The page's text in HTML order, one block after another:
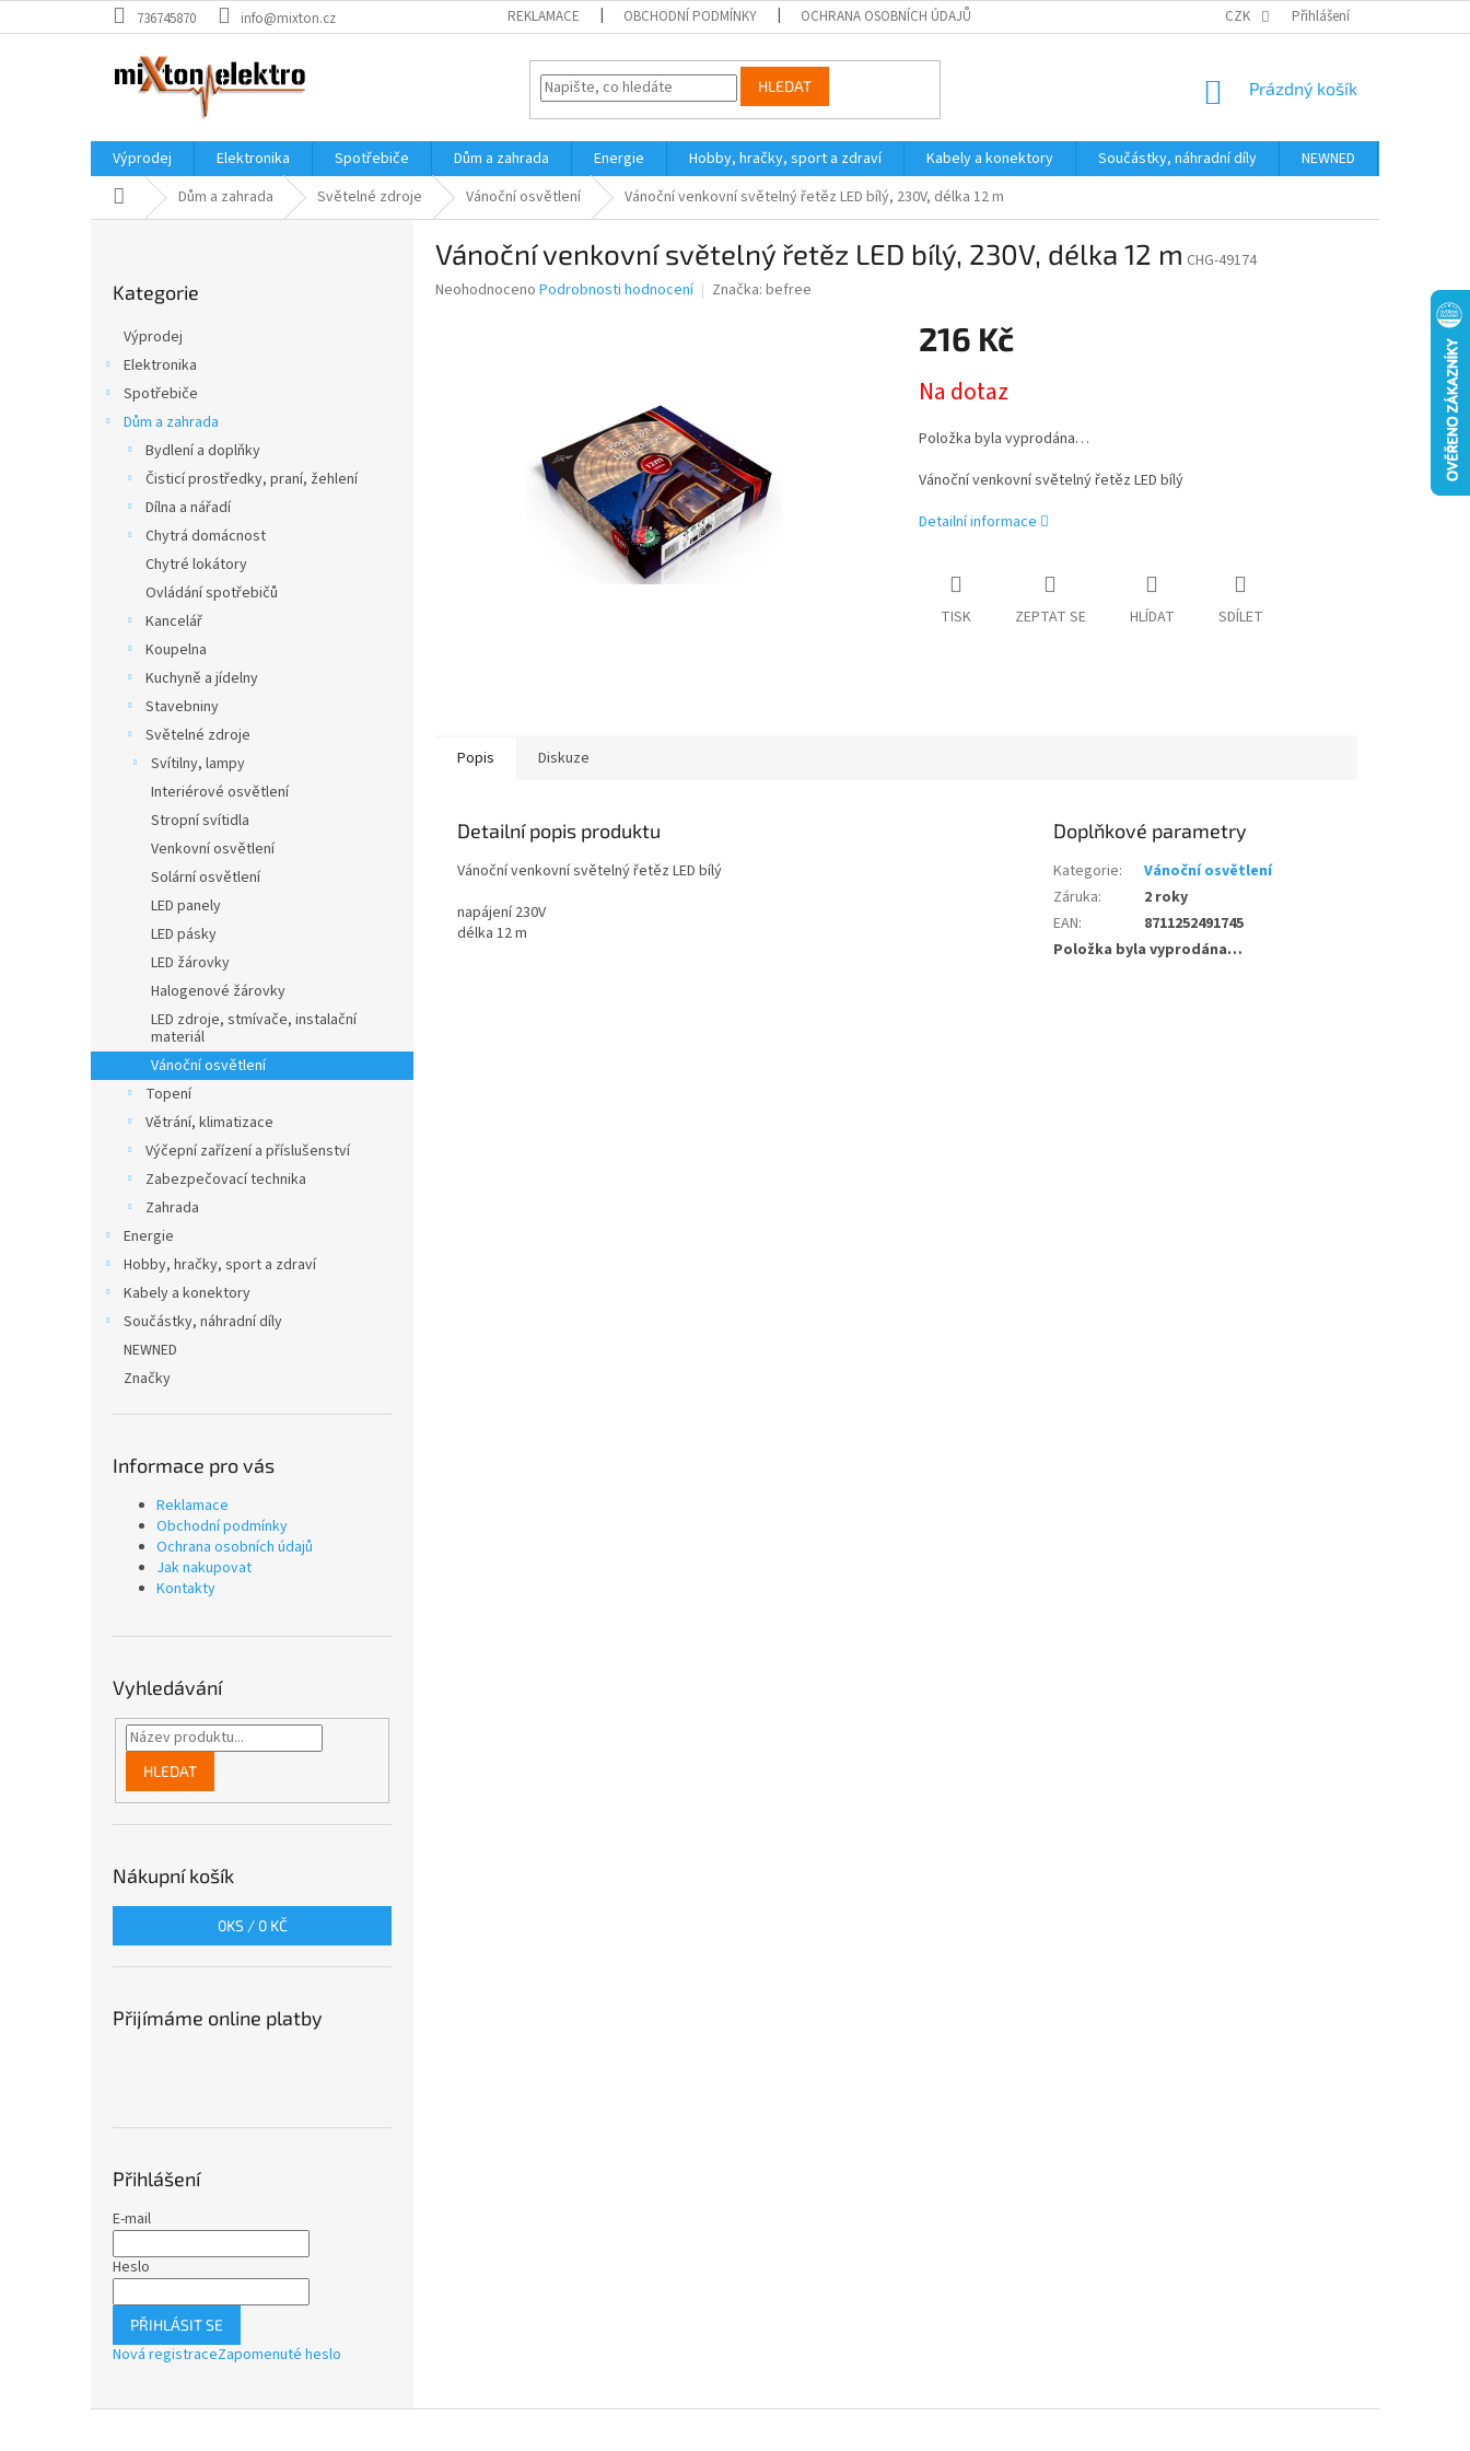
na
736745870 info@mixton.cz REKLAMACE OBCHODNÍ PODMÍNKY OCHRANA OSOBNÍCH ÚDAJŮ CZK Přihlášení
HLEDAT
NÁKUPNÍ
Prázdný košík
Výprodej Elektronika Spotřebiče Dům a zahrada Energie Hobby, hračky, sport a zdraví Kabely a konektory Součástky, náhradní díly NEWNED
Domů Dům a zahrada Světelné zdroje Vánoční osvětlení Vánoční venkovní světelný řetěz LED bílý, 230V, délka 12 m
kategorie
Kategorie
Výprodej
Elektronika
Spotřebiče
Dům a zahrada
Bydlení a doplňky
Čisticí prostředky, praní, žehlení
Dílna a nářadí
Chytrá domácnost
Chytré lokátory
Ovládání spotřebičů
Kancelář
Koupelna
Kuchyně a jídelny
Stavebniny
Světelné zdroje
Svítilny, lampy
Interiérové osvětlení
Stropní svítidla
Venkovní osvětlení
Solární osvětlení
LED panely
LED pásky
LED žárovky
Halogenové žárovky
LED zdroje, stmívače, instalační
materiál
Vánoční osvětlení
Topení
Větrání, klimatizace
Výčepní zařízení a příslušenství
Zabezpečovací technika
Zahrada
Energie
Hobby, hračky, sport a zdraví
Kabely a konektory
Součástky, náhradní díly
NEWNED
Značky
Informace pro vás
Reklamace
Obchodní podmínky
Ochrana osobních údajů
Jak nakupovat
Kontakty
Vyhledávání
HLEDAT
Nákupní košík
0KS / 0 KČ
Přijímáme online platby
Přihlášení
E-mail
Heslo
PŘIHLÁSIT SE
Nová registraceZapomenuté heslo
Vánoční venkovní světelný řetěz LED bílý, 230V, délka 12 m CHG-49174
Průměrné
Neohodnoceno Podrobnosti hodnocení Značka: befree
216 Kč
cena:
Na dotaz
Položka byla vyprodána…
Vánoční venkovní světelný řetěz LED bílý
Detailní informace
TISK ZEPTAT SE HLÍDAT SDÍLET
Popis Diskuze
Detailní popis produktu
Vánoční venkovní světelný řetěz LED bílý
napájení 230V
délka 12 m
Doplňkové parametry
Kategorie:
Vánoční osvětlení
Záruka:
2 roky
EAN:
8711252491745
Položka byla vyprodána…